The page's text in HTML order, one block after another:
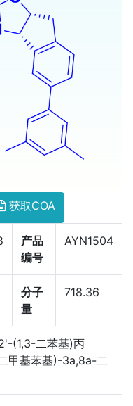
获取COA
产品
编号
AYN1504
分子
量
718.36
(1,3-二苯基)丙
甲基苯基)-3a,8a-二